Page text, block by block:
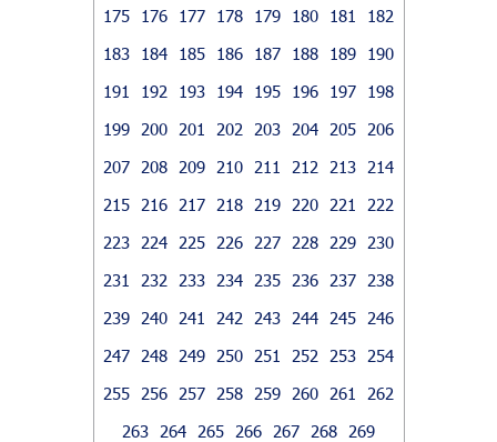
175
176 177 178 179 180 181
182
183
184 185 186 187 188 189
190
191
192 193 194 195 196 197
198
199
200 201 202 203 204 205
206
207
208 209 210 211 212 213
214
215
216 217 218 219 220 221
222
223
224 225 226 227 228 229
230
231
232 233 234 235 236 237
238
239
240 241 242 243 244 245
246
247
248 249 250 251 252 253
254
255
256 257 258 259 260 261
262
263
264 265 266 267 268 269